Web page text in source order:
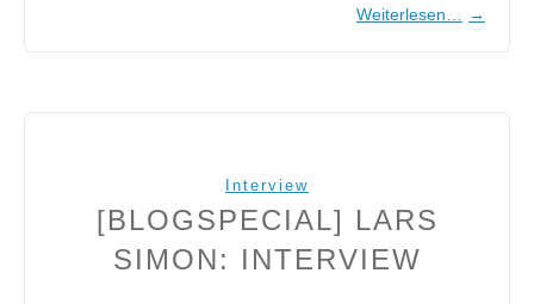
Weiterlesen… →
Interview
[BLOGSPECIAL] LARS
SIMON: INTERVIEW